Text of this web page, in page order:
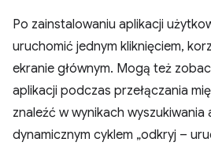
Po zainstalowaniu aplikacji
uruchomić jednym kliknięciem,
ekranie głównym. Mogą też
aplikacji podczas przełączania
znaleźć w wynikach wyszukiwania
dynamicznym cyklem „odkryj –